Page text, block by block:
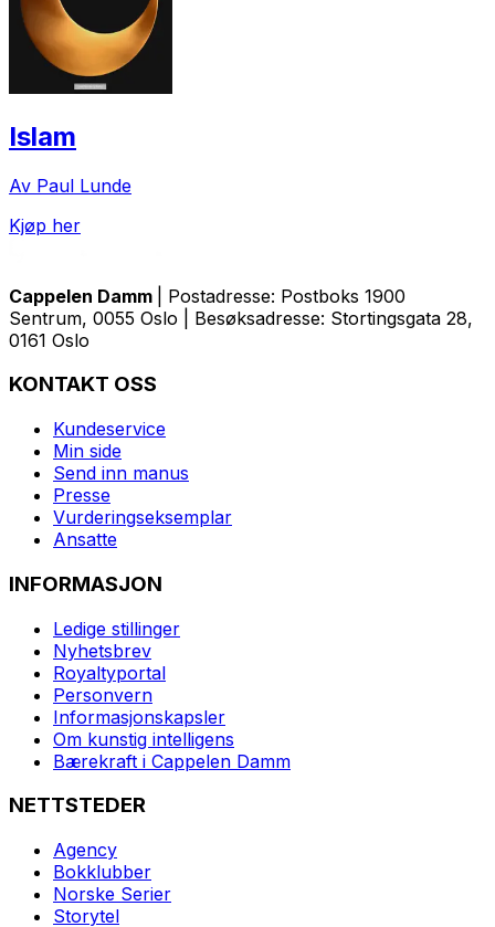
Islam
Av Paul Lunde
Kjøp her
Cappelen Damm
| Postadresse: Postboks 1900
Sentrum, 0055 Oslo | Besøksadresse: Stortingsgata 28,
0161 Oslo
KONTAKT OSS
Kundeservice
Min side
Send inn manus
Presse
Vurderingseksemplar
Ansatte
INFORMASJON
Ledige stillinger
Nyhetsbrev
Royaltyportal
Personvern
Informasjonskapsler
Om kunstig intelligens
Bærekraft i Cappelen Damm
NETTSTEDER
Agency
Bokklubber
Norske Serier
Storytel